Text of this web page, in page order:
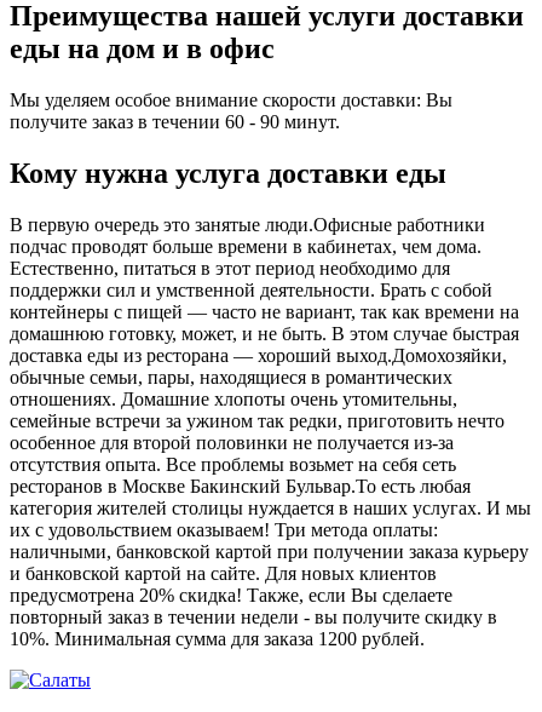
Преимущества нашей услуги доставки
еды на дом и в офис
Мы уделяем особое внимание скорости доставки: Вы
получите заказ в течении 60 - 90 минут.
Кому нужна услуга доставки еды
В первую очередь это занятые люди.Офисные работники
подчас проводят больше времени в кабинетах, чем дома.
Естественно, питаться в этот период необходимо для
поддержки сил и умственной деятельности. Брать с собой
контейнеры с пищей ― часто не вариант, так как времени на
домашнюю готовку, может, и не быть. В этом случае быстрая
доставка еды из ресторана ― хороший выход.Домохозяйки,
обычные семьи, пары, находящиеся в романтических
отношениях. Домашние хлопоты очень утомительны,
семейные встречи за ужином так редки, приготовить нечто
особенное для второй половинки не получается из-за
отсутствия опыта. Все проблемы возьмет на себя сеть
ресторанов в Москве Бакинский Бульвар.То есть любая
категория жителей столицы нуждается в наших услугах. И мы
их с удовольствием оказываем! Три метода оплаты:
наличными, банковской картой при получении заказа курьеру
и банковской картой на сайте. Для новых клиентов
предусмотрена 20% скидка! Также, если Вы сделаете
повторный заказ в течении недели - вы получите скидку в
10%. Минимальная сумма для заказа 1200 рублей.